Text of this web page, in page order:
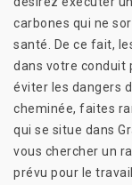
carbones qui ne
santé. De ce fait,
dans votre conduit
éviter les dangers
cheminée, faites
qui se situe dans
vous chercher un
prévu pour le